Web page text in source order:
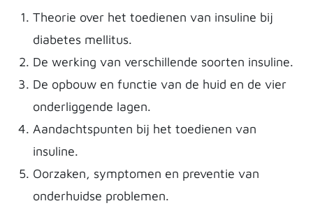
Theorie over het toedienen van insuline bij
diabetes mellitus.
De werking van verschillende soorten insuline.
De opbouw en functie van de huid en de vier
onderliggende lagen.
Aandachtspunten bij het toedienen van
insuline.
Oorzaken, symptomen en preventie van
onderhuidse problemen.